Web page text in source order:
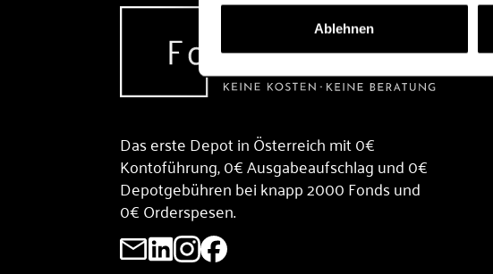
Ablehnen
Das erste Depot in Österreich mit 0€
Kontoführung, 0€ Ausgabeaufschlag und 0€
Depotgebühren bei knapp 2000 Fonds und
0€ Orderspesen.